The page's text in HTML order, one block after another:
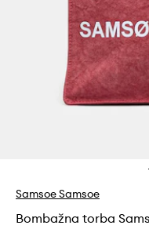
Samsoe Samsoe
Bombažna torba